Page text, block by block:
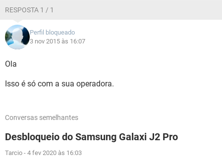
RESPOSTA 1 / 1
Perfil bloqueado
3 nov 2015 às 16:07
Ola
Isso é só com a sua operadora.
Conversas semelhantes
Desbloqueio do Samsung Galaxi J2 Pro
Tarcio - 4 fev 2020 às 16:03